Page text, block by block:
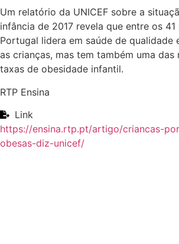
Um relatório da UNICEF sobre a
infância de 2017 revela que entre os
Portugal lidera em saúde de qualidade
as crianças, mas tem também uma das
taxas de obesidade infantil.
RTP Ensina
Link
https://ensina.rtp.pt/artigo/criancas-
obesas-diz-unicef/